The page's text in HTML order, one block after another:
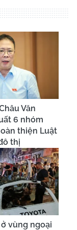
Văn
6 nhóm
thiện Luật
thị
vùng ngoại